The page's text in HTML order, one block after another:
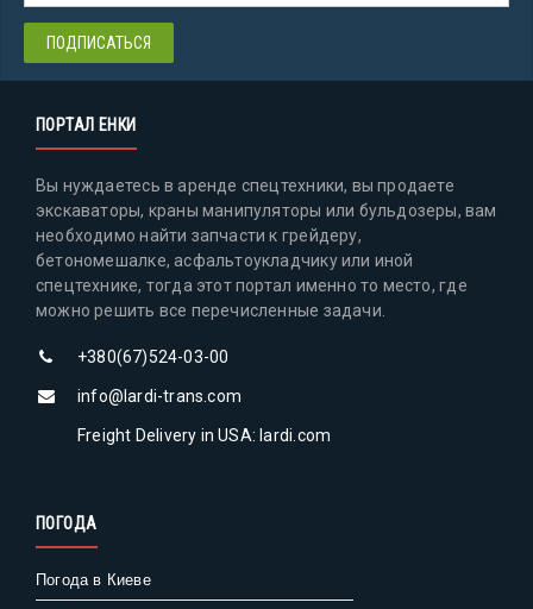
ПОРТАЛ ЕНКИ
Вы нуждаетесь в аренде спецтехники, вы продаете
экскаваторы, краны манипуляторы или бульдозеры, вам
необходимо найти запчасти к грейдеру,
бетономешалке, асфальтоукладчику или иной
спецтехнике, тогда этот портал именно то место, где
можно решить все перечисленные задачи.
+380(67)524-03-00
info@lardi-trans.com
Freight Delivery in USA: lardi.com
ПОГОДА
Погода в Киеве